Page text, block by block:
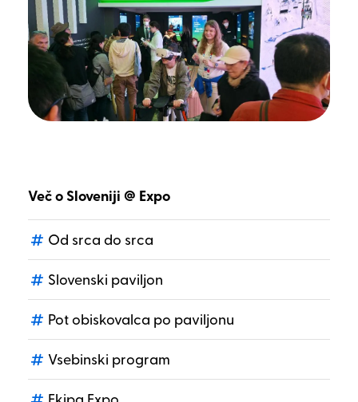
Več o Sloveniji @ Expo
Od srca do srca
Slovenski paviljon
Pot obiskovalca po paviljonu
Vsebinski program